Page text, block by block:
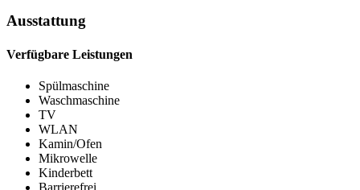
Ausstattung
Verfügbare Leistungen
Spülmaschine
Waschmaschine
TV
WLAN
Kamin/Ofen
Mikrowelle
Kinderbett
Barrierefrei